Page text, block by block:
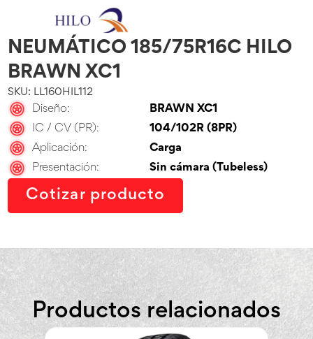
NEUMÁTICO 185/75R16C HILO
BRAWN XC1
SKU: LL160HIL112
Diseño:
BRAWN XC1
IC / CV (PR):
104/102R (8PR)
Aplicación:
Carga
Presentación:
Sin cámara (Tubeless)
Cotizar producto
Productos relacionados